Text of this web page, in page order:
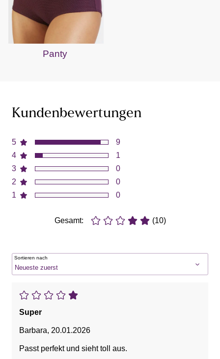
Panty
Kundenbewertungen
5
4
3
2
1
9
1
0
0
0
Gesamt: (10)
Sortieren nach
Super
Barbara, 20.01.2026
Passt perfekt und sieht toll aus.